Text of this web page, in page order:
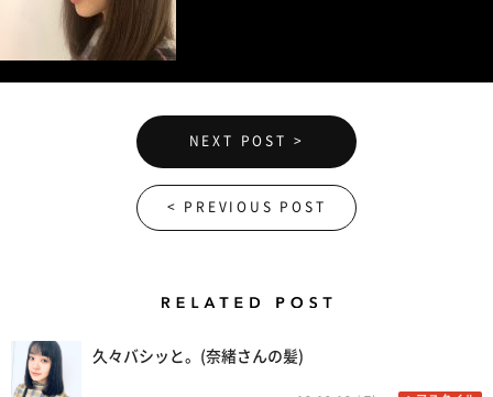
NEXT POST >
< PREVIOUS POST
久々バシッと。(奈緒さんの髪)